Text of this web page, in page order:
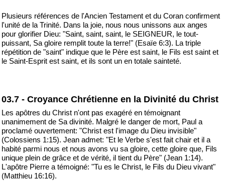
Plusieurs références de l'Ancien Testament et du Coran confirment
l'unité de la Trinité. Dans la joie, nous nous unissons aux anges
pour glorifier Dieu: "Saint, saint, saint, le SEIGNEUR, le tout-
puissant, Sa gloire remplit toute la terre!" (Esaïe 6:3). La triple
répétition de "saint" indique que le Père est saint, le Fils est saint et
le Saint-Esprit est saint, et ils sont un en totale sainteté.
03.7 - Croyance Chrétienne en la Divinité du Christ
Les apôtres du Christ n'ont pas exagéré en témoignant
unanimement de Sa divinité. Malgré le danger de mort, Paul a
proclamé ouvertement: "Christ est l'image du Dieu invisible"
(Colossiens 1:15). Jean admet: "Et le Verbe s'est fait chair et il a
habité parmi nous et nous avons vu sa gloire, cette gloire que, Fils
unique plein de grâce et de vérité, il tient du Père" (Jean 1:14).
L'apôtre Pierre a témoigné: "Tu es le Christ, le Fils du Dieu vivant"
(Matthieu 16:16).